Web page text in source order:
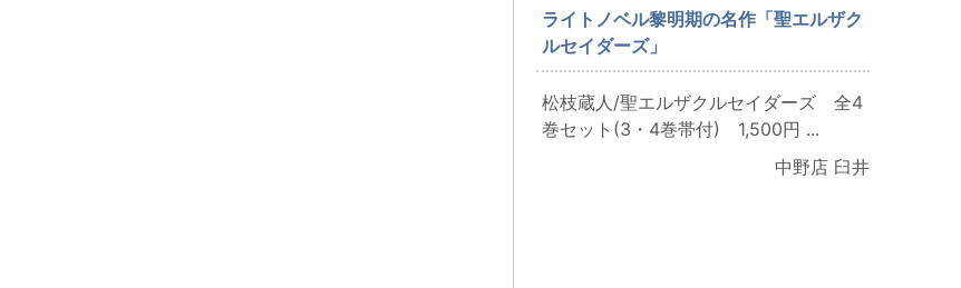
ライトノベル黎明期の名作「聖エルザク
ルセイダーズ」
松枝蔵人/聖エルザクルセイダーズ 全4
巻セット(3・4巻帯付) 1,500円 ...
中野店 臼井